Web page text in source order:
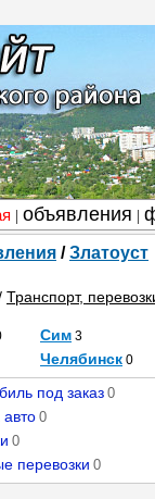
объявления
/Златоуст
Транспорт,
Сим 3
Челябинск 0
под заказ0
0
0
перевозки 0